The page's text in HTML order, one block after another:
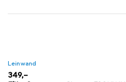
Leinwand
EUR
349,–